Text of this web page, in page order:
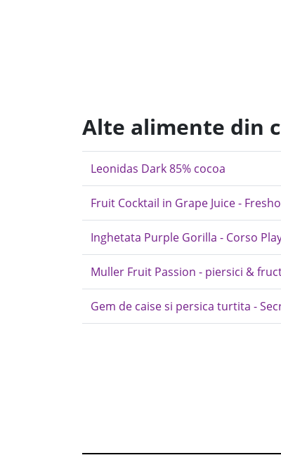
Alte alimente din
Leonidas Dark 85% cocoa
Fruit Cocktail in Grape Juice -
Inghetata Purple Gorilla - Corso
Muller Fruit Passion - piersici &
Gem de caise si persica turtita -